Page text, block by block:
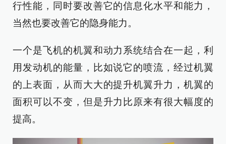
行性能，同时要改善它的信息化水平和能力，
当然也要改善它的隐身能力。
一个是飞机的机翼和动力系统结合在一起，利
用发动机的能量，比如说它的喷流，经过机翼
的上表面，从而大大的提升机翼升力，机翼的
面积可以不变，但是升力比原来有很大幅度的
提高。